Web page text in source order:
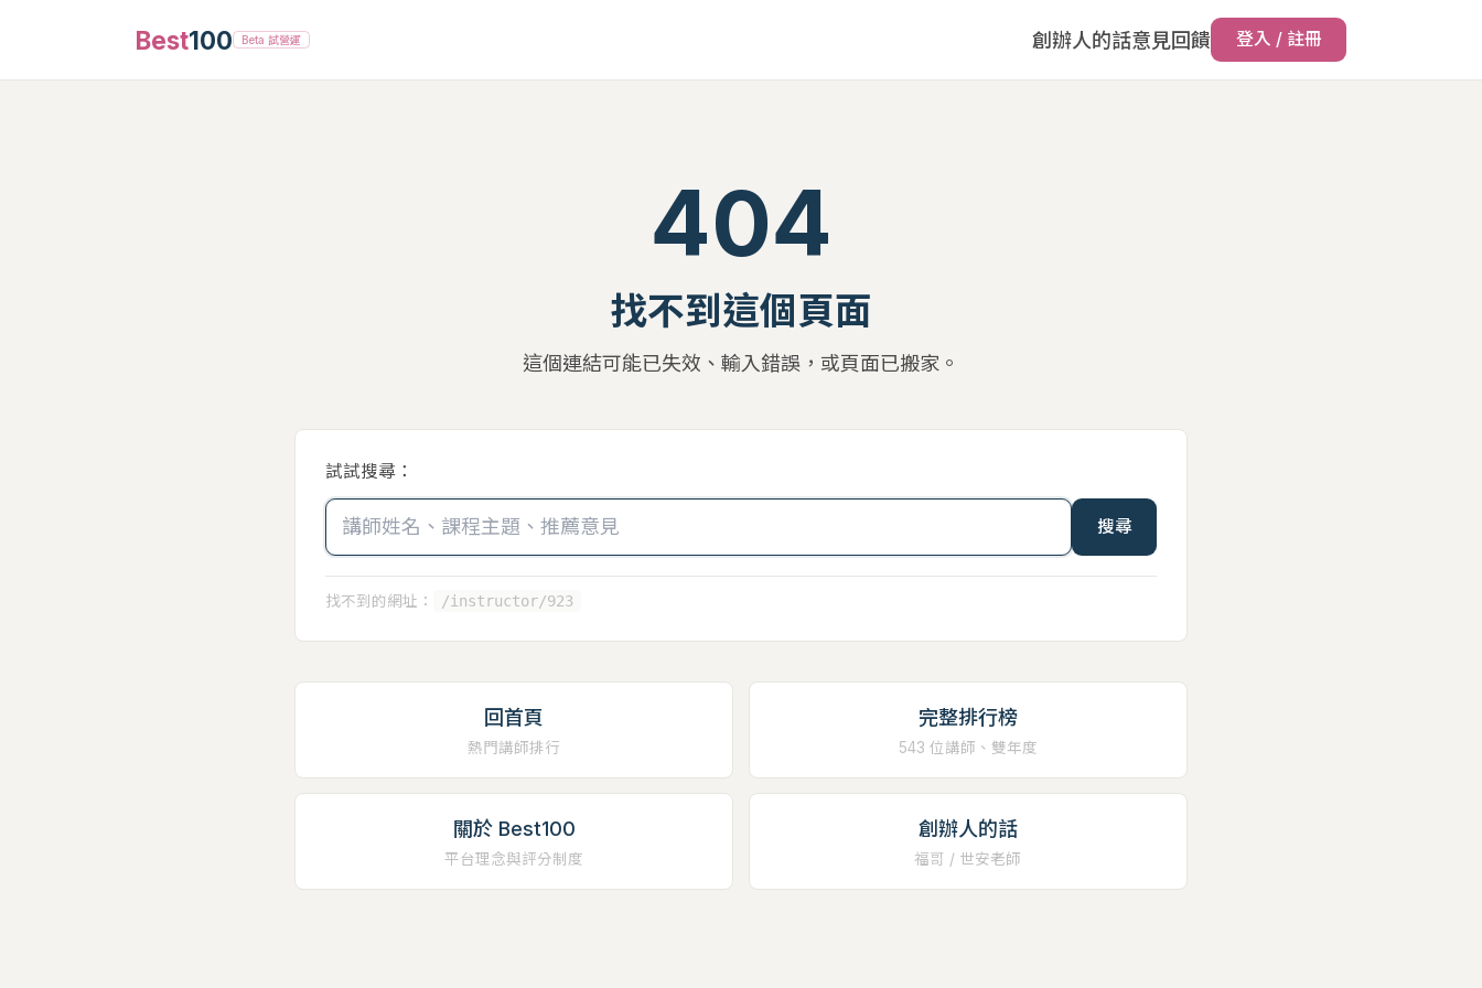
Best100 Beta 試營運 創辦人的話意見回饋 登入 / 註冊
404
找不到這個頁面
這個連結可能已失效、輸入錯誤，或頁面已搬家。
試試搜尋：
搜尋
找不到的網址： /instructor/923
回首頁
熱門講師排行
完整排行榜
543 位講師、雙年度
關於 Best100
平台理念與評分制度
創辦人的話
福哥 / 世安老師